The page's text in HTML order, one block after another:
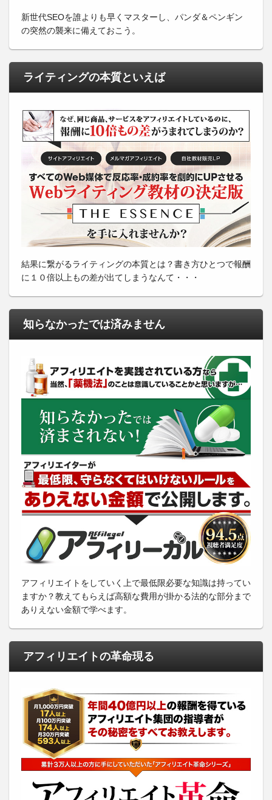
新世代SEOを誰よりも早くマスターし、パンダ＆ペンギン
の突然の襲来に備えておこう。
ライティングの本質といえば
結果に繋がるライティングの本質とは？書き方ひとつで報酬
に１０倍以上もの差が出てしまうなんて・・・
知らなかったでは済みません
アフィリエイトをしていく上で最低限必要な知識は持ってい
ますか？教えてもらえば高額な費用が掛かる法的な部分まで
ありえない金額で学べます。
アフィリエイトの革命現る